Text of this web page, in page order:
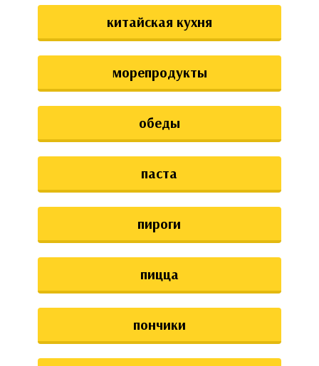
китайская кухня
морепродукты
обеды
паста
пироги
пицца
пончики